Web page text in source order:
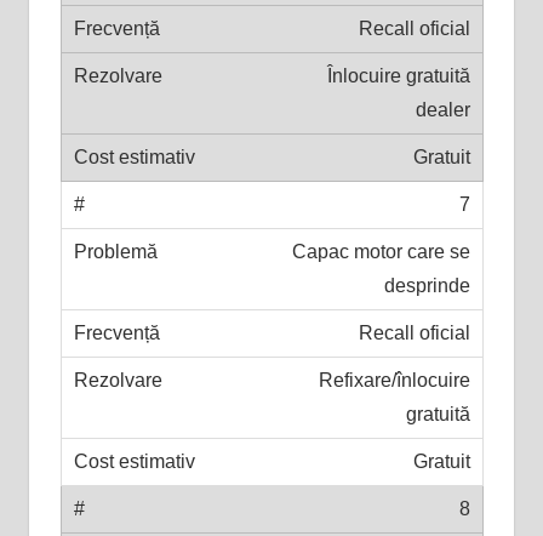
Recall oficial
Înlocuire gratuită
dealer
Gratuit
7
Capac motor care se
desprinde
Recall oficial
Refixare/înlocuire
gratuită
Gratuit
8